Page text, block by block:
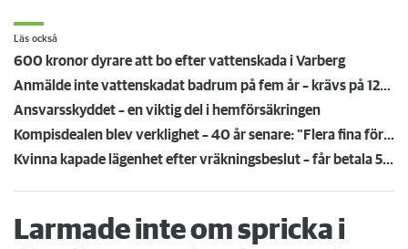
Läs också
600 kronor dyrare att bo efter vattenskada i Varberg
Anmälde inte vattenskadat badrum på fem år – krävs på 125 000 kronor
Ansvarsskyddet – en viktig del i hemförsäkringen
Kompisdealen blev verklighet – 40 år senare: "Flera fina fördelar med att dela bostad"
Kvinna kapade lägenhet efter vräkningsbeslut – får betala 50 000
Larmade inte om spricka i